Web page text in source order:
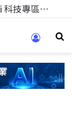
科技人的經驗傳承地！在 Pei Pei 科技專區，與學弟妹交流最硬核的技術